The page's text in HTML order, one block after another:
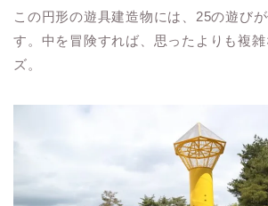
この円形の遊具建造物には、25の遊び
す。中を冒険すれば、思ったよりも複
ズ。